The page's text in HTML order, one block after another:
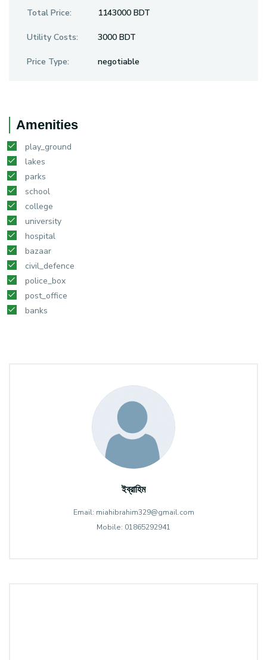
Total Price: 1143000 BDT
Utility Costs: 3000 BDT
Price Type: negotiable
Amenities
play_ground
lakes
parks
school
college
university
hospital
bazaar
civil_defence
police_box
post_office
banks
ইব্রাহিম
Email: miahibrahim329@gmail.com
Mobile: 01865292941